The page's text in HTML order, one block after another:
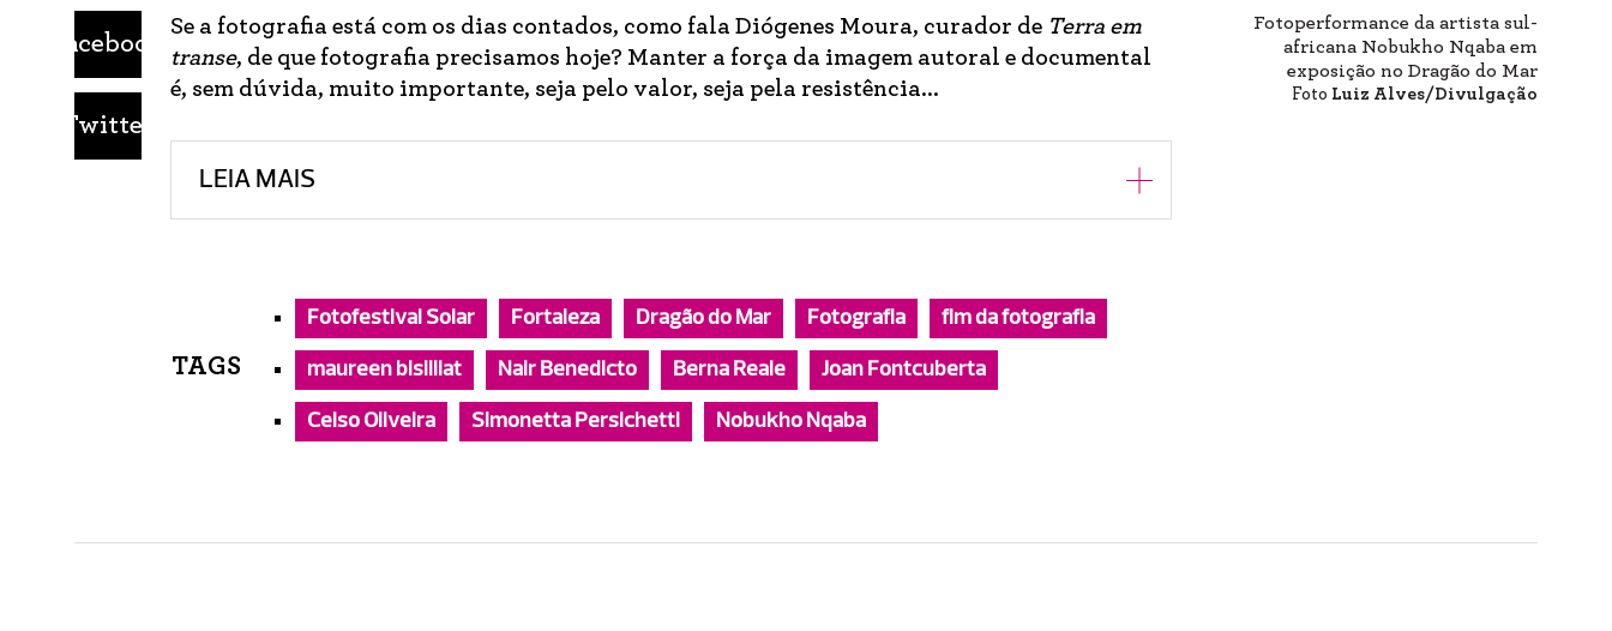
Facebook
Twitter
Fotoperformance da artista sul-
africana Nobukho Nqaba em
exposição no Dragão do Mar
Foto Luiz Alves/Divulgação
Se a fotografia está com os dias contados, como fala Diógenes Moura, curador de Terra em
transe, de que fotografia precisamos hoje? Manter a força da imagem autoral e documental
é, sem dúvida, muito importante, seja pelo valor, seja pela resistência...
LEIA MAIS
TAGS
Fotofestival Solar Fortaleza Dragão do Mar Fotografia fim da fotografia
maureen bisilliat Nair Benedicto Berna Reale Joan Fontcuberta
Celso Oliveira Simonetta Persichetti Nobukho Nqaba